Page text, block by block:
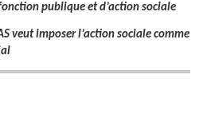
publique et d’action sociale
veut imposer l’action sociale comme